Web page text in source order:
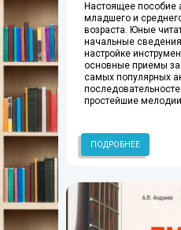
Настоящее пособие
младшего и
возраста. Юные
начальные
настройке
основные приемы
самых популярных
простейшие
ПОДРОБНЕЕ